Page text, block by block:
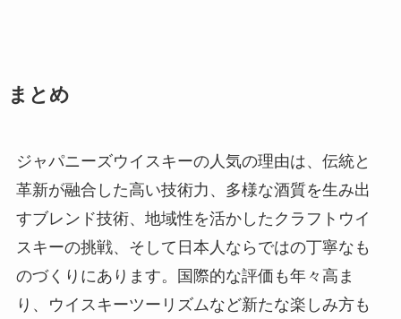
まとめ
ジャパニーズウイスキーの人気の理由は、伝統と
革新が融合した高い技術力、多様な酒質を生み出
すブレンド技術、地域性を活かしたクラフトウイ
スキーの挑戦、そして日本人ならではの丁寧なも
のづくりにあります。国際的な評価も年々高ま
り、ウイスキーツーリズムなど新たな楽しみ方も